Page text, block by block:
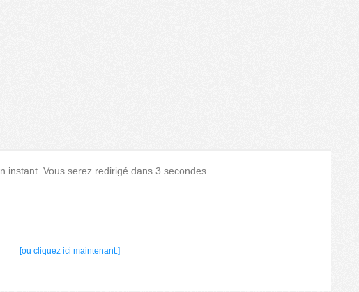
instant. Vous serez redirigé dans 3 secondes......
[ou cliquez ici maintenant.]